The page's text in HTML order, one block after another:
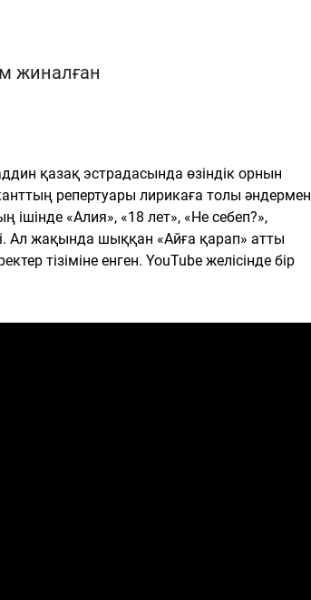
жиналған
қазақ эстрадасында өзіндік орнын
репертуары лирикаға толы әндермен
«Алия», «18 лет», «Не себеп?»,
Ал жақында шыққан «Айға қарап» атты
тізіміне енген. YouTube желісінде бір